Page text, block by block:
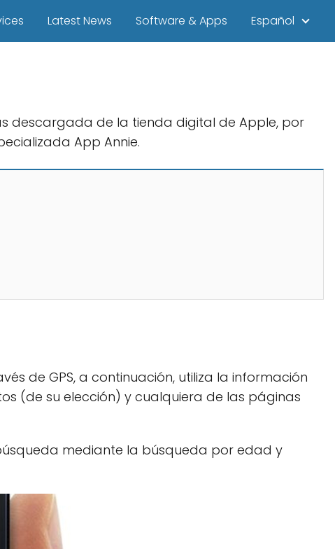
Latest News Software & Apps Español
descargada de la tienda digital de Apple, por
App Annie.
de GPS, a continuación, utiliza la información
(de su elección) y cualquiera de las páginas
mediante la búsqueda por edad y